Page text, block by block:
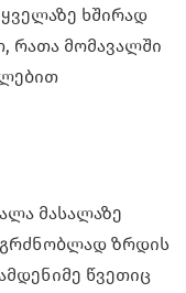
ხშირად
რათა მომავალში
მასალაზე
ზრდის
წვეთიც